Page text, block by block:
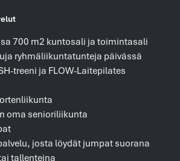
700 m2 kuntosali ja toimintasali
ryhmäliikuntatunteja päivässä
treeni ja FLOW-Laitepilates
oma senioriliikunta
josta löydät jumpat suorana
tallenteina